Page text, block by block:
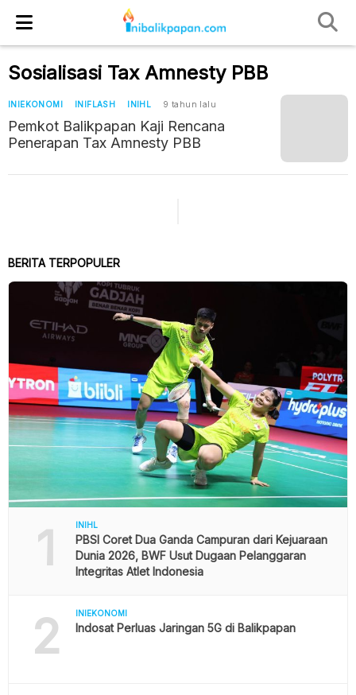
Sosialisasi Tax Amnesty PBB
INIEKONOMI INIFLASH INIHL 9 tahun lalu
Pemkot Balikpapan Kaji Rencana
Penerapan Tax Amnesty PBB
BERITA TERPOPULER
1 INIHL
PBSI Coret Dua Ganda Campuran dari Kejuaraan
Dunia 2026, BWF Usut Dugaan Pelanggaran
Integritas Atlet Indonesia
2 INIEKONOMI
Indosat Perluas Jaringan 5G di Balikpapan